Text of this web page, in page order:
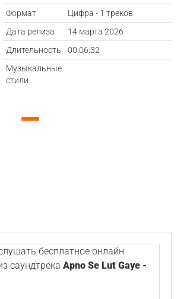
Формат
Цифра - 1 треков
Дата релиза
14 марта 2026
Длительность
00:06:32
Музыкальные
стили
—
бесплатное онлайн
саундтрека Apno Se Lut Gaye -